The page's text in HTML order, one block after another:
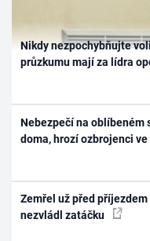
Nikdy nezpochybňujte
průzkumu mají za lídra
Nebezpečí na oblíbeném
doma, hrozí ozbrojenci
Zemřel už před
nezvládl zatáčku